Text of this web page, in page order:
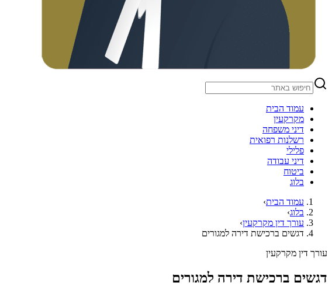
עמוד הבית
מקרקעין
דיני משפחה
רשלנות רפואית
פלילי
דיני עבודה
ביטוח
בלוג
עמוד הבית›
בלוג›
עורך דין מקרקעין›
דגשים ברכישת דירה למגורים
עורך דין מקרקעין
דגשים ברכישת דירה למגורים